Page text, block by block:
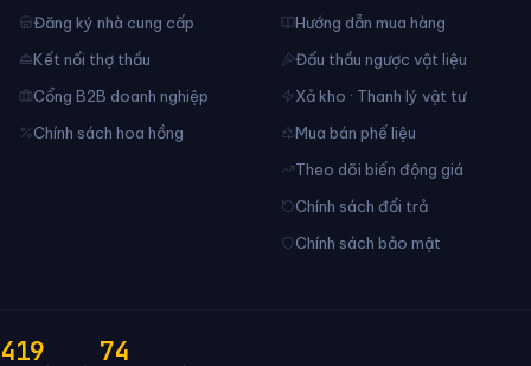
Đăng ký nhà cung cấp
Kết nối thợ thầu
Cổng B2B doanh nghiệp
Chính sách hoa hồng
Hướng dẫn mua hàng
Đấu thầu ngược vật liệu
Xả kho · Thanh lý vật tư
Mua bán phế liệu
Theo dõi biến động giá
Chính sách đổi trả
Chính sách bảo mật
419 74